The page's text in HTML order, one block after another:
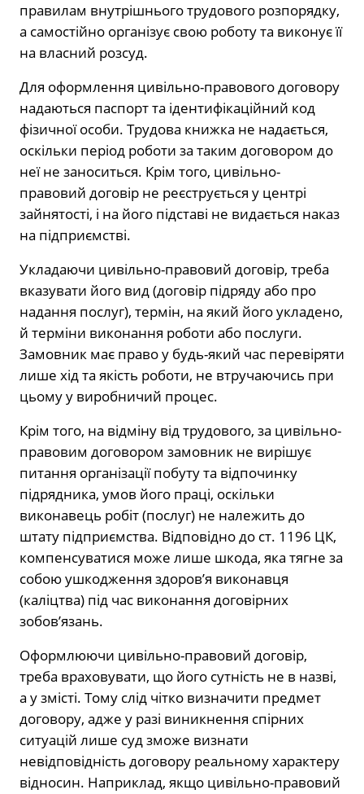
правилам внутрішнього трудового розпорядку,
а самостійно організує свою роботу та виконує її
на власний розсуд.
Для оформлення цивільно-правового договору
надаються паспорт та ідентифікаційний код
фізичної особи. Трудова книжка не надається,
оскільки період роботи за таким договором до
неї не заноситься. Крім того, цивільно-
правовий договір не реєструється у центрі
зайнятості, і на його підставі не видається наказ
на підприємстві.
Укладаючи цивільно-правовий договір, треба
вказувати його вид (договір підряду або про
надання послуг), термін, на який його укладено,
й терміни виконання роботи або послуги.
Замовник має право у будь-який час перевіряти
лише хід та якість роботи, не втручаючись при
цьому у виробничий процес.
Крім того, на відміну від трудового, за цивільно-
правовим договором замовник не вирішує
питання організації побуту та відпочинку
підрядника, умов його праці, оскільки
виконавець робіт (послуг) не належить до
штату підприємства. Відповідно до ст. 1196 ЦК,
компенсуватися може лише шкода, яка тягне за
собою ушкодження здоров’я виконавця
(каліцтва) під час виконання договірних
зобов’язань.
Оформлюючи цивільно-правовий договір,
треба враховувати, що його сутність не в назві,
а у змісті. Тому слід чітко визначити предмет
договору, адже у разі виникнення спірних
ситуацій лише суд зможе визнати
невідповідність договору реальному характеру
відносин. Наприклад, якщо цивільно-правовий